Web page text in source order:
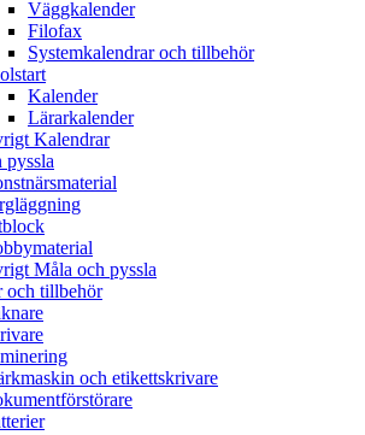
Väggkalender
Filofax
Systemkalendrar och tillbehör
Kalender
Lärarkalender
Kalendrar
pyssla
Måla och pyssla
och tillbehör
och etikettskrivare